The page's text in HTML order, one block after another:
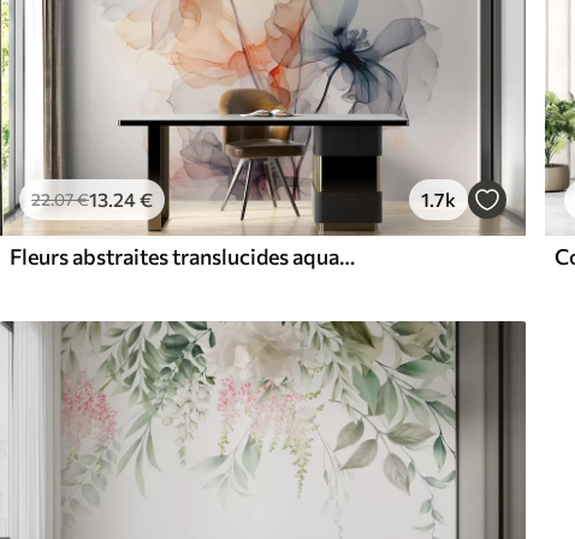
22.07€13 .24€ 1.7k
Fleurs abstraites translucides aquarelle liquide